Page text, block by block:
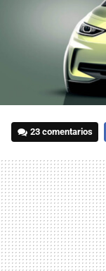
23 comentarios